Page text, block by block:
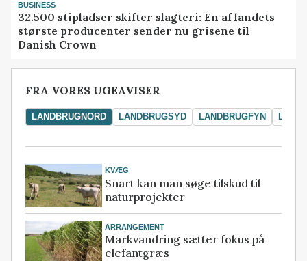
BUSINESS
32.500 stipladser skifter slagteri: En af landets
største producenter sender nu grisene til
Danish Crown
FRA VORES UGEAVISER
LANDBRUGNORD LANDBRUGSYD LANDBRUGFYN
KVÆG
Snart kan man søge tilskud til
naturprojekter
ARRANGEMENT
Markvandring sætter fokus på
elefantgræs